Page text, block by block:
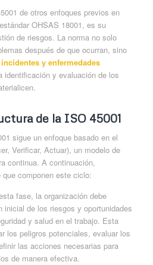
de otros enfoques previos en
OHSAS 18001, es su
de riesgos. La norma no solo
después de que ocurran, sino
y enfermedades
identificación y evaluación de los
de la ISO 45001
sigue un enfoque basado en el
Verificar, Actuar), un modelo de
continua. A continuación,
componen este ciclo:
fase, la organización debe
inicial de los riesgos y oportunidades
y salud en el trabajo. Esta
los peligros potenciales, evaluar los
las acciones necesarias para
de manera efectiva.